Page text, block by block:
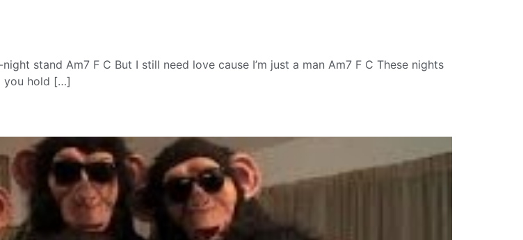
stand Am7 F C But I still need love cause I’m just a man Am7 F C These nights
you hold […]